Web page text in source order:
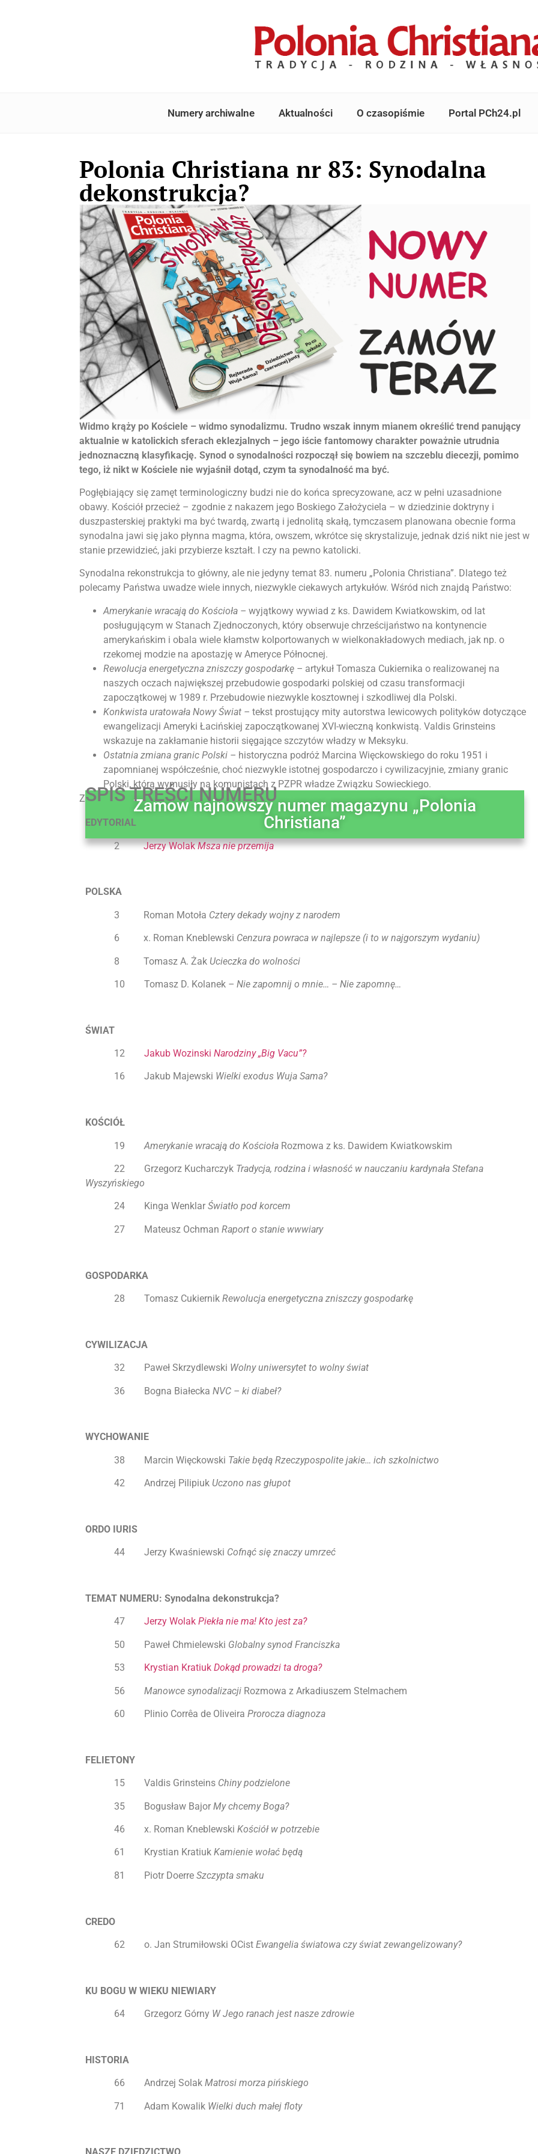
Numery archiwalne Aktualności O czasopiśmie Portal PCh24.pl
Polonia Christiana nr 83: Synodalna
dekonstrukcja?
Widmo krąży po Kościele – widmo synodalizmu. Trudno wszak innym mianem określić trend panujący
aktualnie w katolickich sferach eklezjalnych – jego iście fantomowy charakter poważnie utrudnia
jednoznaczną klasyfikację. Synod o synodalności rozpoczął się bowiem na szczeblu diecezji, pomimo
tego, iż nikt w Kościele nie wyjaśnił dotąd, czym ta synodalność ma być.
Pogłębiający się zamęt terminologiczny budzi nie do końca sprecyzowane, acz w pełni uzasadnione
obawy. Kościół przecież – zgodnie z nakazem jego Boskiego Założyciela – w dziedzinie doktryny i
duszpasterskiej praktyki ma być twardą, zwartą i jednolitą skałą, tymczasem planowana obecnie forma
synodalna jawi się jako płynna magma, która, owszem, wkrótce się skrystalizuje, jednak dziś nikt nie jest w
stanie przewidzieć, jaki przybierze kształt. I czy na pewno katolicki.
Synodalna rekonstrukcja to główny, ale nie jedyny temat 83. numeru „Polonia Christiana”. Dlatego też
polecamy Państwa uwadze wiele innych, niezwykle ciekawych artykułów. Wśród nich znajdą Państwo:
Amerykanie wracają do Kościoła – wyjątkowy wywiad z ks. Dawidem Kwiatkowskim, od lat
posługującym w Stanach Zjednoczonych, który obserwuje chrześcijaństwo na kontynencie
amerykańskim i obala wiele kłamstw kolportowanych w wielkonakładowych mediach, jak np. o
rzekomej modzie na apostazję w Ameryce Północnej.
Rewolucja energetyczna zniszczy gospodarkę – artykuł Tomasza Cukiernika o realizowanej na
naszych oczach największej przebudowie gospodarki polskiej od czasu transformacji
zapoczątkowej w 1989 r. Przebudowie niezwykle kosztownej i szkodliwej dla Polski.
Konkwista uratowała Nowy Świat – tekst prostujący mity autorstwa lewicowych polityków dotyczące
ewangelizacji Ameryki Łacińskiej zapoczątkowanej XVI-wieczną konkwistą. Valdis Grinsteins
wskazuje na zakłamanie historii sięgające szczytów władzy w Meksyku.
Ostatnia zmiana granic Polski – historyczna podróż Marcina Więckowskiego do roku 1951 i
zapomnianej współcześnie, choć niezwykle istotnej gospodarczo i cywilizacyjnie, zmiany granic
Polski, którą wymusiły na komunistach z PZPR władze Związku Sowieckiego.
Zapraszamy do lektury!Zamów najnowszy numer magazynu „Polonia
Christiana”
SPIS TREŚCI NUMERU
EDYTORIAL
2Jerzy WolakMsza nie przemija
POLSKA
3 Roman Motoła Cztery dekady wojny z narodem
6 x. Roman Kneblewski Cenzura powraca w najlepsze (i to w najgorszym wydaniu)
8 Tomasz A. Żak Ucieczka do wolności
10 Tomasz D. Kolanek – Nie zapomnij o mnie… – Nie zapomnę…
ŚWIAT
12 Jakub Wozinski Narodziny „Big Vacu”?
16 Jakub Majewski Wielki exodus Wuja Sama?
KOŚCIÓŁ
19 Amerykanie wracają do Kościoła Rozmowa z ks. Dawidem Kwiatkowskim
22 Grzegorz Kucharczyk Tradycja, rodzina i własność w nauczaniu kardynała Stefana
Wyszyńskiego
24 Kinga Wenklar Światło pod korcem
27 Mateusz Ochman Raport o stanie wwwiary
GOSPODARKA
28 Tomasz Cukiernik Rewolucja energetyczna zniszczy gospodarkę
CYWILIZACJA
32 Paweł Skrzydlewski Wolny uniwersytet to wolny świat
36 Bogna Białecka NVC – ki diabeł?
WYCHOWANIE
38 Marcin Więckowski Takie będą Rzeczypospolite jakie… ich szkolnictwo
42 Andrzej Pilipiuk Uczono nas głupot
ORDO IURIS
44 Jerzy Kwaśniewski Cofnąć się znaczy umrzeć
TEMAT NUMERU: Synodalna dekonstrukcja?
47 Jerzy Wolak Piekła nie ma! Kto jest za?
50 Paweł Chmielewski Globalny synod Franciszka
53 Krystian Kratiuk Dokąd prowadzi ta droga?
56 Manowce synodalizacji Rozmowa z Arkadiuszem Stelmachem
60 Plinio Corrêa de Oliveira Prorocza diagnoza
FELIETONY
15 Valdis Grinsteins Chiny podzielone
35 Bogusław Bajor My chcemy Boga?
46 x. Roman Kneblewski Kościół w potrzebie
61 Krystian Kratiuk Kamienie wołać będą
81 Piotr Doerre Szczypta smaku
CREDO
62 o. Jan Strumiłowski OCist Ewangelia światowa czy świat zewangelizowany?
KU BOGU W WIEKU NIEWIARY
64 Grzegorz Górny W Jego ranach jest nasze zdrowie
HISTORIA
66 Andrzej Solak Matrosi morza pińskiego
71 Adam Kowalik Wielki duch małej floty